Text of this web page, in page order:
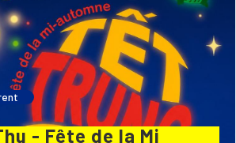
- Fête de la Mi